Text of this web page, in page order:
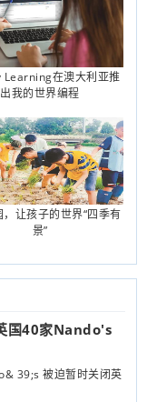
Learning在澳大利亚推
出我的世界编程
，让孩子的世界“四季有
景”
国40家Nando's
39;s 被迫暂时关闭英